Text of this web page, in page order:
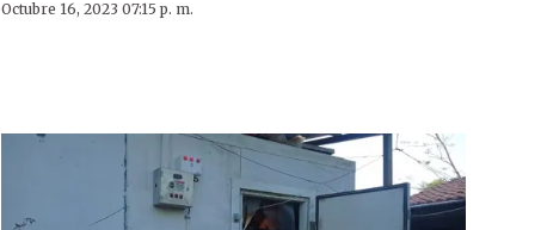
Octubre 16, 2023 07:15 p. m.